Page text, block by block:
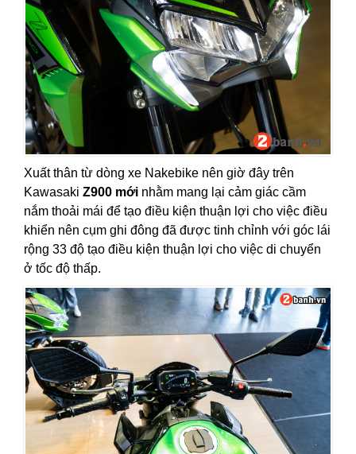
Xuất thân từ dòng xe Nakebike nên giờ đây trên
Kawasaki Z900 mới nhằm mang lại cảm giác cầm
nắm thoải mái để tạo điều kiện thuận lợi cho việc điều
khiển nên cụm ghi đông đã được tinh chỉnh với góc lái
rộng 33 độ tạo điều kiện thuận lợi cho việc di chuyển
ở tốc độ thấp.